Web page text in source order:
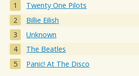
Twenty One Pilots
Billie Eilish
Unknown
The Beatles
Panic! At The Disco